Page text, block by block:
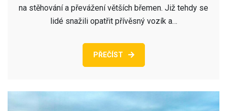
na stěhování a převážení větších břemen. Již tehdy se
lidé snažili opatřit přívěsný vozík a…
PŘEČÍST